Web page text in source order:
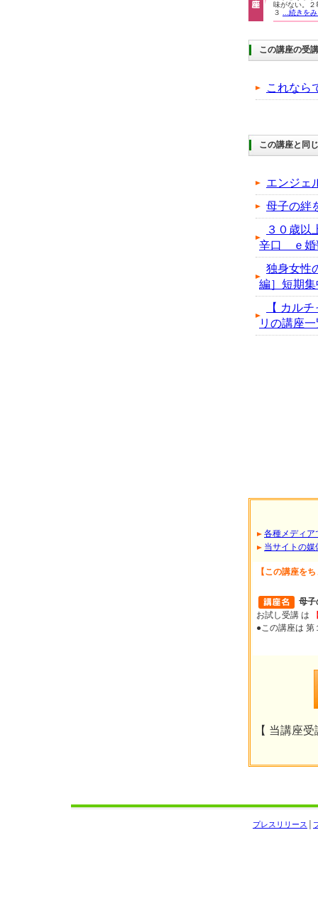
味がない。２
３
...続きを
この講座の受
これなら
この講座と同
エンジェ
母子の絆
３０歳
辛口 ｅ婚
独身女性
編］短期
【 カル
リの講座
各種メディア
当サイトの媒
【この講座を
母子
お試し受講 は
●この講座は 第
【 当講座
プレスリリース